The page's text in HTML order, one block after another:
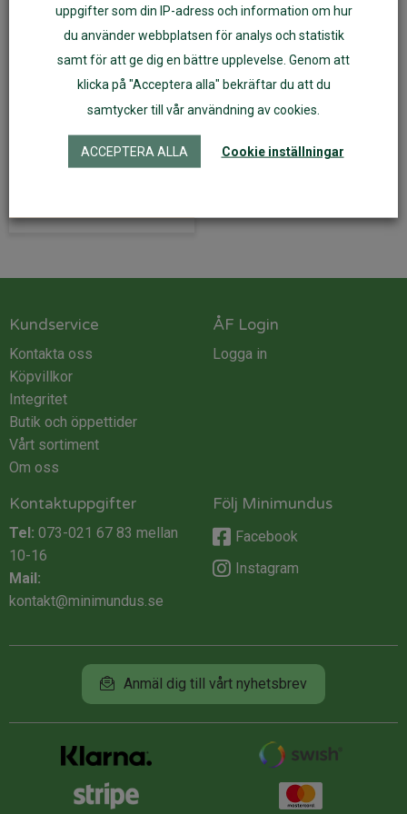
Babyfilt av ullfleece
ullvit 70 x 100 cm
289kr
Kundservice
Kontakta oss
Köpvillkor
Integritet
Butik och öppettider
Vårt sortiment
Om oss
ÅF Login
Logga in
Kontaktuppgifter
Tel: 073-021 67 83 mellan
10-16
Mail:
kontakt@minimundus.se
Följ Minimundus
Facebook
Instagram
Anmäl dig till vårt nyhetsbrev
uppgifter som din IP-adress och information om hur
du använder webbplatsen för analys och statistik
samt för att ge dig en bättre upplevelse. Genom att
klicka på "Acceptera alla" bekräftar du att du
samtycker till vår användning av cookies.
ACCEPTERA ALLA Cookie inställningar